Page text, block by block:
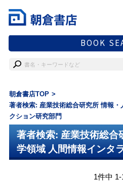
BOOK
朝倉書店TOP
著者検索: 産業技術総合研究所 情報
クション研究部門
著者検索: 産業技術総合
学領域 人間情報インタ
1件中